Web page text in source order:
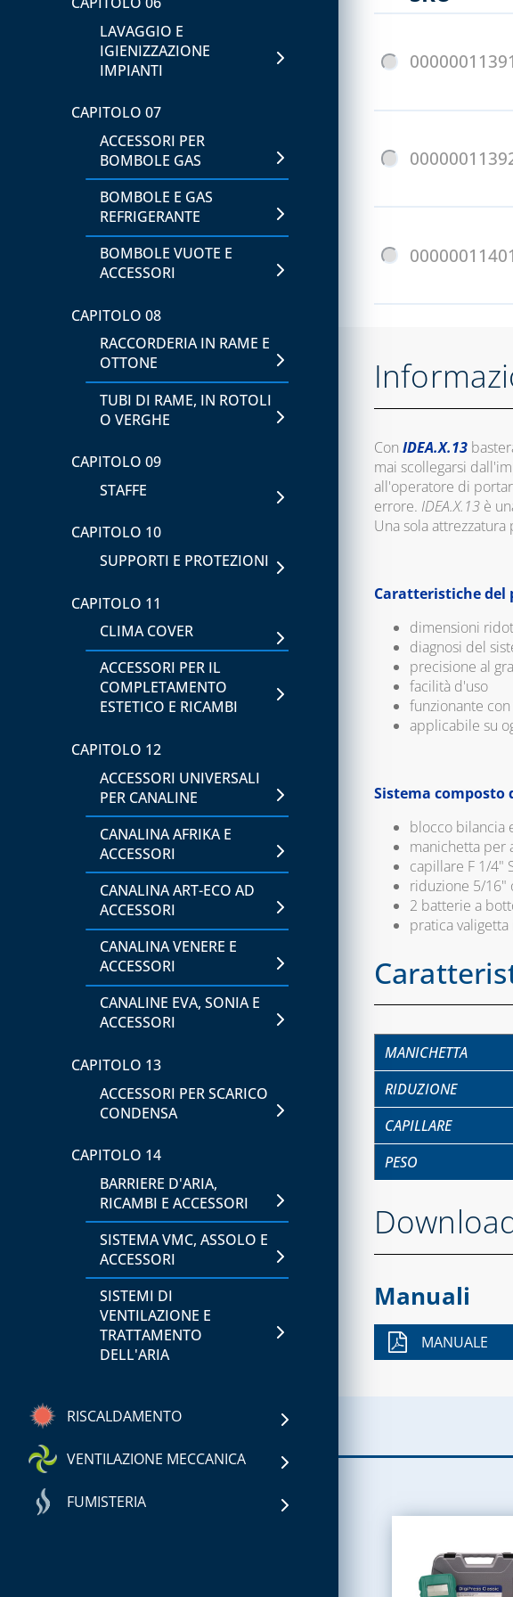
LAVAGGIO E
IGIENIZZAZIONE
IMPIANTI
CAPITOLO 07
ACCESSORI PER
BOMBOLE GAS
BOMBOLE E GAS
REFRIGERANTE
BOMBOLE VUOTE E
ACCESSORI
CAPITOLO 08
RACCORDERIA IN RAME E
OTTONE
TUBI DI RAME, IN ROTOLI
O VERGHE
CAPITOLO 09
STAFFE
CAPITOLO 10
SUPPORTI E PROTEZIONI
CAPITOLO 11
CLIMA COVER
ACCESSORI PER IL
COMPLETAMENTO
ESTETICO E RICAMBI
CAPITOLO 12
ACCESSORI UNIVERSALI
PER CANALINE
CANALINA AFRIKA E
ACCESSORI
CANALINA ART-ECO AD
ACCESSORI
CANALINA VENERE E
ACCESSORI
CANALINE EVA, SONIA E
ACCESSORI
CAPITOLO 13
ACCESSORI PER SCARICO
CONDENSA
CAPITOLO 14
BARRIERE D'ARIA,
RICAMBI E ACCESSORI
SISTEMA VMC, ASSOLO E
ACCESSORI
SISTEMI DI
VENTILAZIONE E
TRATTAMENTO
DELL'ARIA
RISCALDAMENTO
CAPITOLO 01
SERBATOI E
VENTILAZIONE MECCANICA
ACCESSORI PER SISTEMI
FUMISTERIA
00000011391
00000011401
Con IDEA.X.13
mai scollegarsi
all'operatore di
errore. IDEA.X.13 è
Una sola
Caratteristiche del
dimensioni
diagnosi del
precisione al
facilità d'uso
funzionante
applicabile su
Sistema composto
blocco bilancia
manichetta per
capillare F 1/4"
riduzione 5/16"
2 batterie a
pratica
MANICHETTA
RIDUZIONE
CAPILLARE
PESO
Manuali
MANUALE